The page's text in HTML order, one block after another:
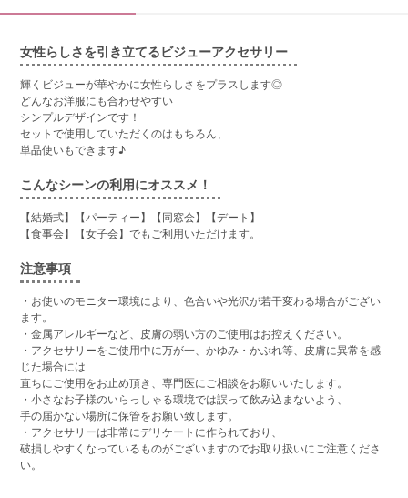
女性らしさを引き立てるビジューアクセサリー
輝くビジューが華やかに女性らしさをプラスします◎
どんなお洋服にも合わせやすい
シンプルデザインです！
セットで使用していただくのはもちろん、
単品使いもできます♪
こんなシーンの利用にオススメ！
【結婚式】【パーティー】【同窓会】【デート】
【食事会】【女子会】でもご利用いただけます。
注意事項
・お使いのモニター環境により、色合いや光沢が若干変わる場合がござい
ます。
・金属アレルギーなど、皮膚の弱い方のご使用はお控えください。
・アクセサリーをご使用中に万が一、かゆみ・かぶれ等、皮膚に異常を感
じた場合には
直ちにご使用をお止め頂き、専門医にご相談をお願いいたします。
・小さなお子様のいらっしゃる環境では誤って飲み込まないよう、
手の届かない場所に保管をお願い致します。
・アクセサリーは非常にデリケートに作られており、
破損しやすくなっているものがございますのでお取り扱いにご注意くださ
い。